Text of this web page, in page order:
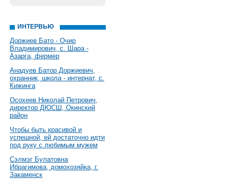
ИНТЕРВЬЮ
Доржиев Бато - Очир
Владимирович, с. Шара -
Азарга, фермер
Анадуев Батор Доржиевич,
охранник, школа - интернат, с.
Кижинга
Осохеев Николай Петрович,
директор ДЮСШ, Окинский
район
Чтобы быть красивой и
успешной, ей достаточно идти
под руку с любимым мужем
Сэлмэг Булатовна
Ибрагимова, домохозяйка, г.
Закаменск